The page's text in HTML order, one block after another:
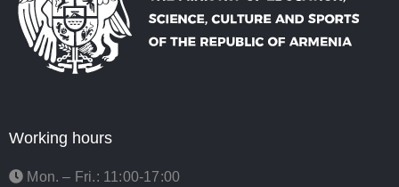
Working hours
Mon. – Fri.: 11:00-17:00